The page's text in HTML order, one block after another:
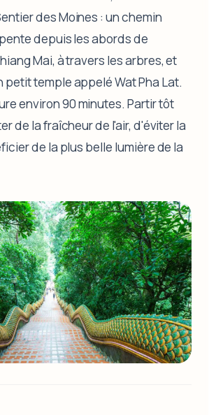
des Moines : un chemin
depuis les abords de
Mai, à travers les arbres, et
petit temple appelé Wat Pha Lat.
environ 90 minutes. Partir tôt
de la fraîcheur de l'air, d'éviter la
de la plus belle lumière de la